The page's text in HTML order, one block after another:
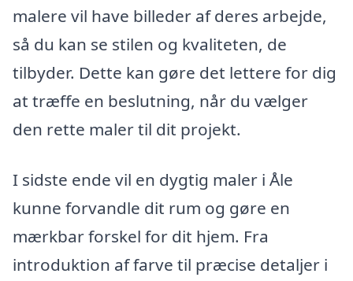
malere vil have billeder af deres arbejde,
så du kan se stilen og kvaliteten, de
tilbyder. Dette kan gøre det lettere for dig
at træffe en beslutning, når du vælger
den rette maler til dit projekt.
I sidste ende vil en dygtig maler i Åle
kunne forvandle dit rum og gøre en
mærkbar forskel for dit hjem. Fra
introduktion af farve til præcise detaljer i